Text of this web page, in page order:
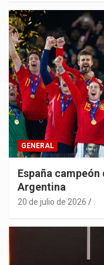
GENERAL
España
Argentina
20 de julio de 2026 .